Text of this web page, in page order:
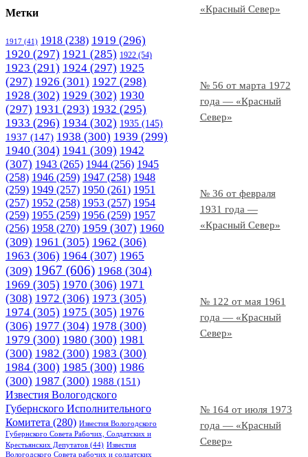
«Красный Север»
№ 56 от марта 1972
года — «Красный
Север»
№ 36 от февраля
1931 года —
«Красный Север»
№ 122 от мая 1961
года — «Красный
Север»
№ 164 от июля 1973
года — «Красный
Север»
Метки
1917 (41) 1918 (238) 1919 (296)
1920 (297) 1921 (285) 1922 (54)
1923 (291) 1924 (297) 1925
(297) 1926 (301) 1927 (298)
1928 (302) 1929 (302) 1930
(297) 1931 (293) 1932 (295)
1933 (296) 1934 (302) 1935 (145)
1937 (147) 1938 (300) 1939 (299)
1940 (304) 1941 (309) 1942
(307) 1943 (265) 1944 (256) 1945
(258) 1946 (259) 1947 (258) 1948
(259) 1949 (257) 1950 (261) 1951
(257) 1952 (258) 1953 (257) 1954
(259) 1955 (259) 1956 (259) 1957
(256) 1958 (270) 1959 (307) 1960
(309) 1961 (305) 1962 (306)
1963 (306) 1964 (307) 1965
(309) 1967 (606) 1968 (304)
1969 (305) 1970 (306) 1971
(308) 1972 (306) 1973 (305)
1974 (305) 1975 (305) 1976
(306) 1977 (304) 1978 (300)
1979 (300) 1980 (300) 1981
(300) 1982 (300) 1983 (300)
1984 (300) 1985 (300) 1986
(300) 1987 (300) 1988 (151)
Известия Вологодского
Губернского Исполнительного
Комитета (280) Известия Вологодского
Губернского Совета Рабочих, Солдатских и
Крестьянских Депутатов (44) Известия
Вологодского Совета рабочих и солдатских